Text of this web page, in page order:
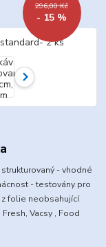
296,00 Kč
- 15 %
- vhodné
- testovány pro
z folie neobsahující
Vacsy , Food